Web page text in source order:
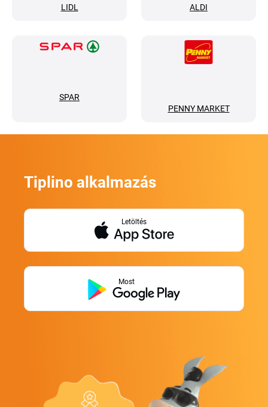
LIDL ALDI
SPAR
PENNY MARKET
Tiplino alkalmazás
Letöltés
Most